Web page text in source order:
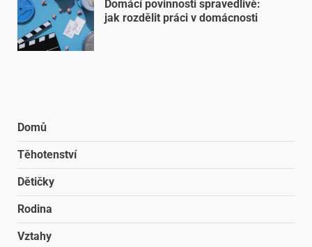
Domácí povinnosti spravedlivě:
jak rozdělit práci v domácnosti
Domů
Těhotenství
Dětičky
Rodina
Vztahy